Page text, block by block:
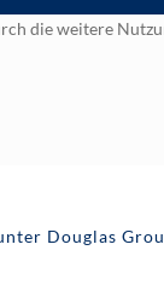
die weitere
Douglas